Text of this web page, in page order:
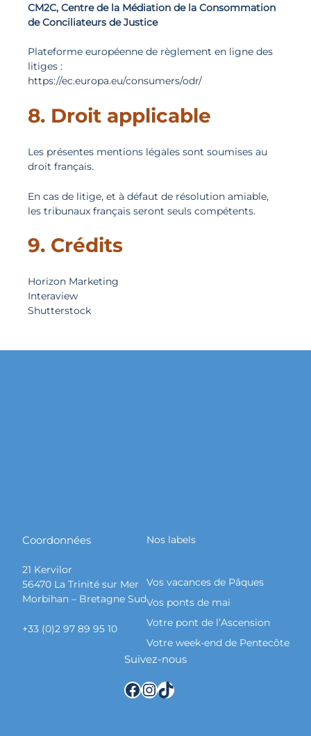
CM2C, Centre de la Médiation de la Consommation
de Conciliateurs de Justice
Plateforme européenne de règlement en ligne des
litiges :
https://ec.europa.eu/consumers/odr/
8. Droit applicable
Les présentes mentions légales sont soumises au
droit français.
En cas de litige, et à défaut de résolution amiable,
les tribunaux français seront seuls compétents.
9. Crédits
Horizon Marketing
Interaview
Shutterstock
Coordonnées
21 Kervilor
56470 La Trinité sur Mer
Morbihan – Bretagne Sud
+33 (0)2 97 89 95 10
Nos labels
Vos vacances de Pâques
Vos ponts de mai
Votre pont de l’Ascension
Votre week-end de Pentecôte
Suivez-nous
Facebook InstagramTikTok